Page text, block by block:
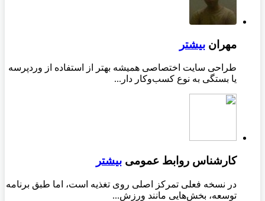
مهران بیشتر
طراحی سایت اختصاصی همیشه بهتر از استفاده از وردپرسه
یا بستگی به نوع کسب‌وکار دار...
کارشناس روابط عمومی بیشتر
در نسخه فعلی تمرکز اصلی روی تغذیه است، اما طبق برنامه
توسعه، بخش‌هایی مانند ورزش...